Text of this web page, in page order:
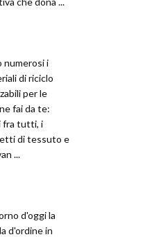
numerosi i
di riciclo
per le
fai da te:
fra tutti, i
di tessuto e
...
d'oggi la
d'ordine in